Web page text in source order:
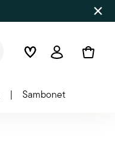
WishlistAnmelden
| Sambonet